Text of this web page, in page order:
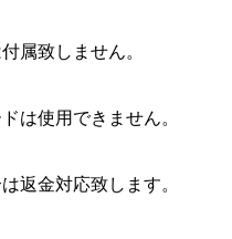
属致しません。
は使用できません。
返金対応致します。